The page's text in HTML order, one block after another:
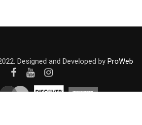
Designed and Developed by ProWeb